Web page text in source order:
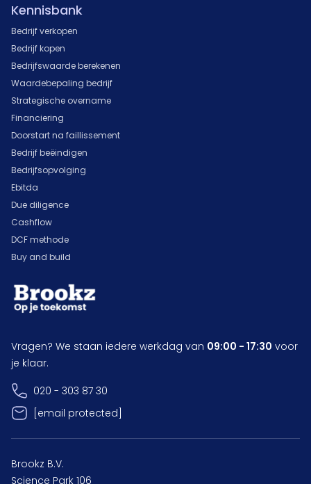
Kennisbank
Bedrijf verkopen
Bedrijf kopen
Bedrijfswaarde berekenen
Waardebepaling bedrijf
Strategische overname
Financiering
Doorstart na faillissement
Bedrijf beëindigen
Bedrijfsopvolging
Ebitda
Due diligence
Cashflow
DCF methode
Buy and build
Vragen? We staan iedere werkdag van 09:00 - 17:30 voor
je klaar.
020 - 303 87 30
[email protected]
Brookz B.V.
Science Park 106